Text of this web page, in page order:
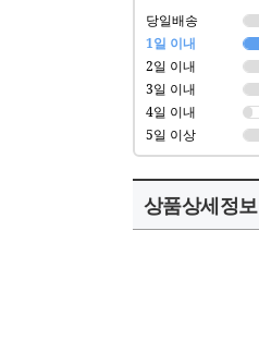
당일배송
1일 이내
2일 이내
3일 이내
4일 이내
5일 이상
상품상세정보